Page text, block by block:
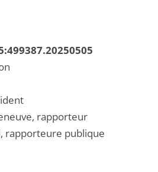
rapporteur
rapporteure publique